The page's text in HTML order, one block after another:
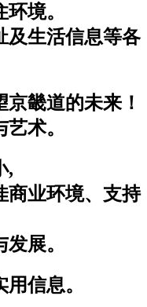
境。
及生活信息等各
畿道的未来！
术。
,
商业环境、支持
展。
信息。